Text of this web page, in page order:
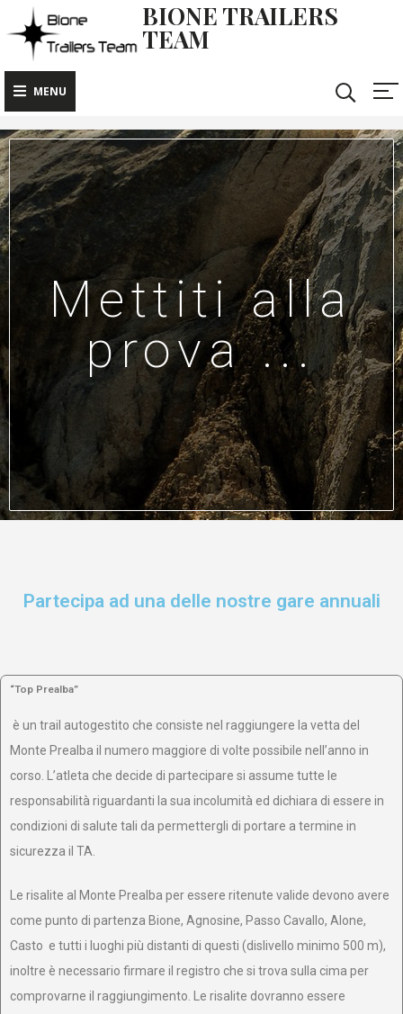
BIONE TRAILERS
TEAM
MENU
Mettiti alla
prova ...
Partecipa ad una delle nostre gare annuali
“Top Prealba”
è un trail autogestito che consiste nel raggiungere la vetta del
Monte Prealba il numero maggiore di volte possibile nell’anno in
corso. L’atleta che decide di partecipare si assume tutte le
responsabilità riguardanti la sua incolumità ed dichiara di essere in
condizioni di salute tali da permettergli di portare a termine in
sicurezza il TA.
Le risalite al Monte Prealba per essere ritenute valide devono avere
come punto di partenza Bione, Agnosine, Passo Cavallo, Alone,
Casto e tutti i luoghi più distanti di questi (dislivello minimo 500 m),
inoltre è necessario firmare il registro che si trova sulla cima per
comprovarne il raggiungimento. Le risalite dovranno essere